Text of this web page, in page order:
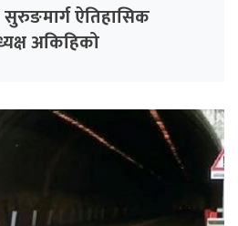
सुरुङमार्ग ऐतिहासिक
अकिहिको